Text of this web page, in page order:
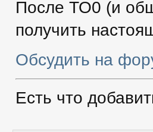
После ТО0 (и
получить
Обсудить на
Есть что